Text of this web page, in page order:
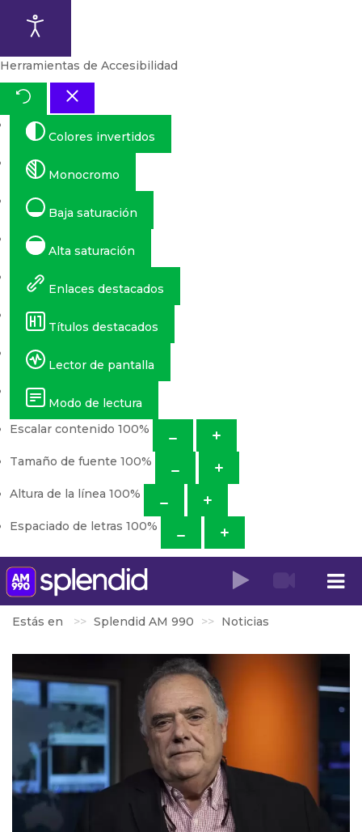
Herramientas de Accesibilidad
Colores invertidos
Monocromo
Baja saturación
Alta saturación
Enlaces destacados
Títulos destacados
Lector de pantalla
Modo de lectura
Escalar contenido 100%
Tamaño de fuente 100%
Altura de la línea 100%
Espaciado de letras 100%
Estás en Splendid AM 990 Noticias